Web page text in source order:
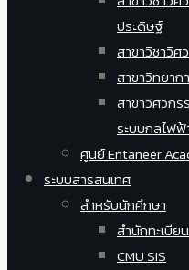
ประดิษฐ์
สาขาวิชาวิ
สาขาวิทยาก
สาขาวิศวกร
ระบบกลไฟ
ศูนย์ Entaneer
ระบบสารสนเทศ
สำหรับนักศึกษา
สำนักทะเบีย
CMU SIS